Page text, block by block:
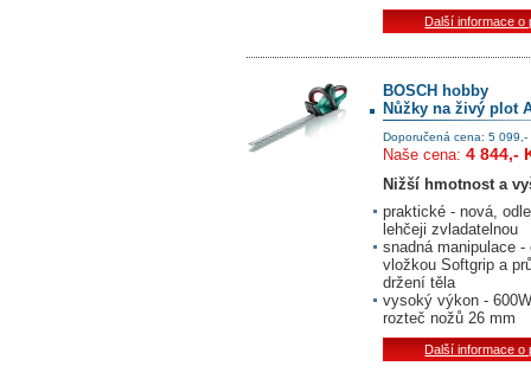
Další informace o
BOSCH hobby
Nůžky na živý plot
Doporučená cena: 5 099,-
Naše cena: 4 844,-
Nižší hmotnost a
praktické - nová,
lehčeji zvladatelnou
snadná manipulace
vložkou Softgrip a
držení těla
vysoký výkon -
rozteč nožů 26 mm
Další informace o